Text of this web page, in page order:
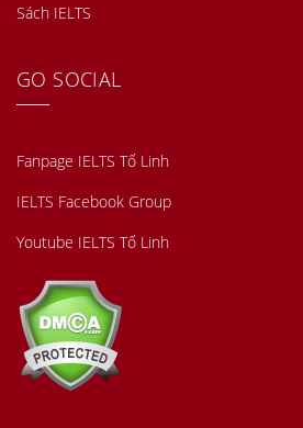
Sách IELTS
GO SOCIAL
Fanpage IELTS Tố Linh
IELTS Facebook Group
Youtube IELTS Tố Linh